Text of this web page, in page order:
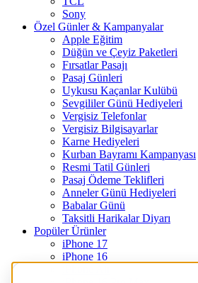
Sony
Özel Günler & Kampanyalar
Apple Eğitim
Düğün ve Çeyiz Paketleri
Fırsatlar Pasajı
Pasaj Günleri
Uykusu Kaçanlar Kulübü
Sevgililer Günü Hediyeleri
Vergisiz Telefonlar
Vergisiz Bilgisayarlar
Karne Hediyeleri
Kurban Bayramı Kampanyası
Resmi Tatil Günleri
Pasaj Ödeme Teklifleri
Anneler Günü Hediyeleri
Babalar Günü
Taksitli Harikalar Diyarı
Popüler Ürünler
iPhone 17
iPhone 16